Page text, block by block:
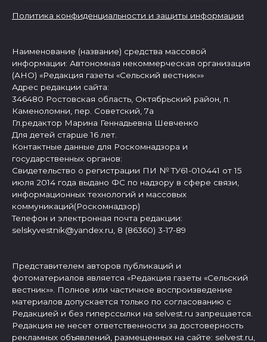
Политика конфиденциальности и защиты информации
Наименование (название) средства массовой
информации: Автономная некоммерческая организация
(АНО) «Редакция газеты «Сельский вестник»»
Адрес редакции сайта:
346480 Ростовская область, Октябрьский район, п.
Каменоломни, пер. Советский, 7а
Гл.редактор Марина Геннадьевна Шевченко
Для детей старше 16 лет.
Контактные данные для Роскомнадзора и
государственных органов:
Свидетельство о регистрации ПИ № ТУ61-010441 от 15
июля 2014 года выдано ФС по надзору в сфере связи,
информационных технологий и массовых
коммуникаций(Роскомнадзор)
Телефон и электронная почта редакции:
selskyvestnik@yandex.ru, 8 (86360) 3-17-89
Представителем авторов публикаций и
фотоматериалов является «Редакция газеты «Сельский
вестник»». Полное или частичное воспроизведение
материалов допускается только по согласованию с
Редакцией и без гиперссылки на selvest.ru запрещается.
Редакция не несет ответственности за достоверность
рекламных объявлений, размещенных на сайте: selvest.ru,